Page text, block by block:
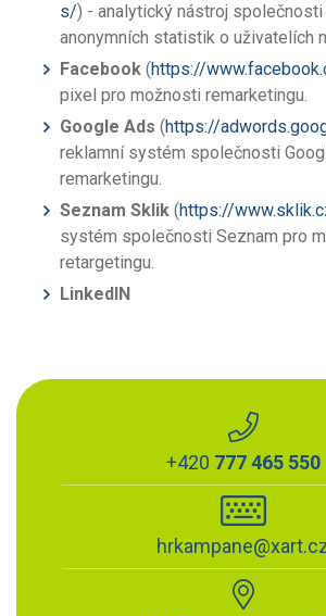
s/) - analytický nástroj
anonymních statistik o uživatelích
Facebook (https://
pixel pro možnosti remarketingu.
Google Ads (https://
reklamní systém společnosti
remarketingu.
Seznam Sklik (https://
systém společnosti Seznam pro
retargetingu.
LinkedIN
+420 777 465 550